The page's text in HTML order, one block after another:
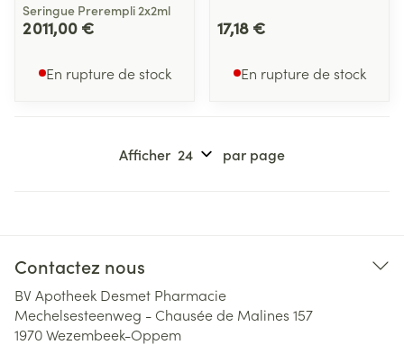
Seringue Prerempli 2x2ml
2 011,00 €
En rupture de stock
17,18 €
En rupture de stock
Afficher par page
Contactez nous
BV Apotheek Desmet Pharmacie
Mechelsesteenweg - Chausée de Malines 157
1970Wezembeek-Oppem